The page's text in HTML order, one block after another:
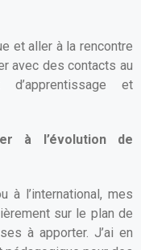
et aller à la rencontre
avec des contacts au
et
à l’évolution de
à l’international, mes
sur le plan de
à apporter. J’ai en